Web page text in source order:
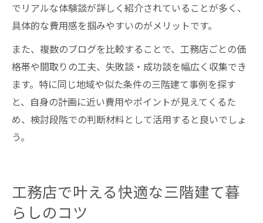
でリアルな体験談が詳しく紹介されていることが多く、
具体的な費用感を掴みやすいのがメリットです。
また、複数のブログを比較することで、工務店ごとの価
格帯や間取りの工夫、失敗談・成功談を幅広く収集でき
ます。特に同じ地域や似た条件の三階建て事例を探す
と、自身の計画に近い費用やポイントが見えてくるた
め、検討段階での判断材料として活用すると良いでしょ
う。
工務店で叶える快適な三階建て暮
らしのコツ